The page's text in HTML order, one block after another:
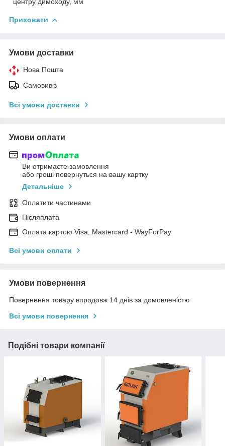
Приховати
Умови доставки
Нова Пошта
Самовивіз
Всі умови доставки
Умови оплати
Ви отримаєте замовлення
або гроші повернуться на вашу картку
Детальніше
Оплатити частинами
Післяплата
Оплата картою Visa, Mastercard - WayForPay
Всі умови оплати
Умови повернення
Повернення товару впродовж 14 днів за домовленістю
Всі умови повернення
Подібні товари компанії